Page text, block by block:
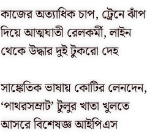
​কাজের অত্যাধিক চাপ, ট্রেনে ঝাঁপ
দিয়ে আত্মঘাতী রেলকর্মী, লাইন
থেকে উদ্ধার দুই টুকরো দেহ
সাঙ্কেতিক ভাষায় কোটির লেনদেন,
‘পাথরসম্রাট’ টুলুর খাতা খুলতে
আসরে বিশেষজ্ঞ আইপিএস